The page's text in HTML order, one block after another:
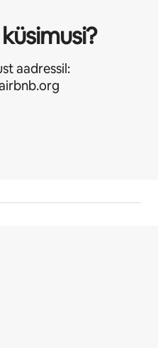
aadressil: